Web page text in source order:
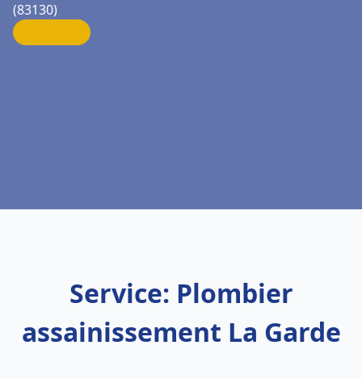
(83130)
Service: Plombier
assainissement La Garde